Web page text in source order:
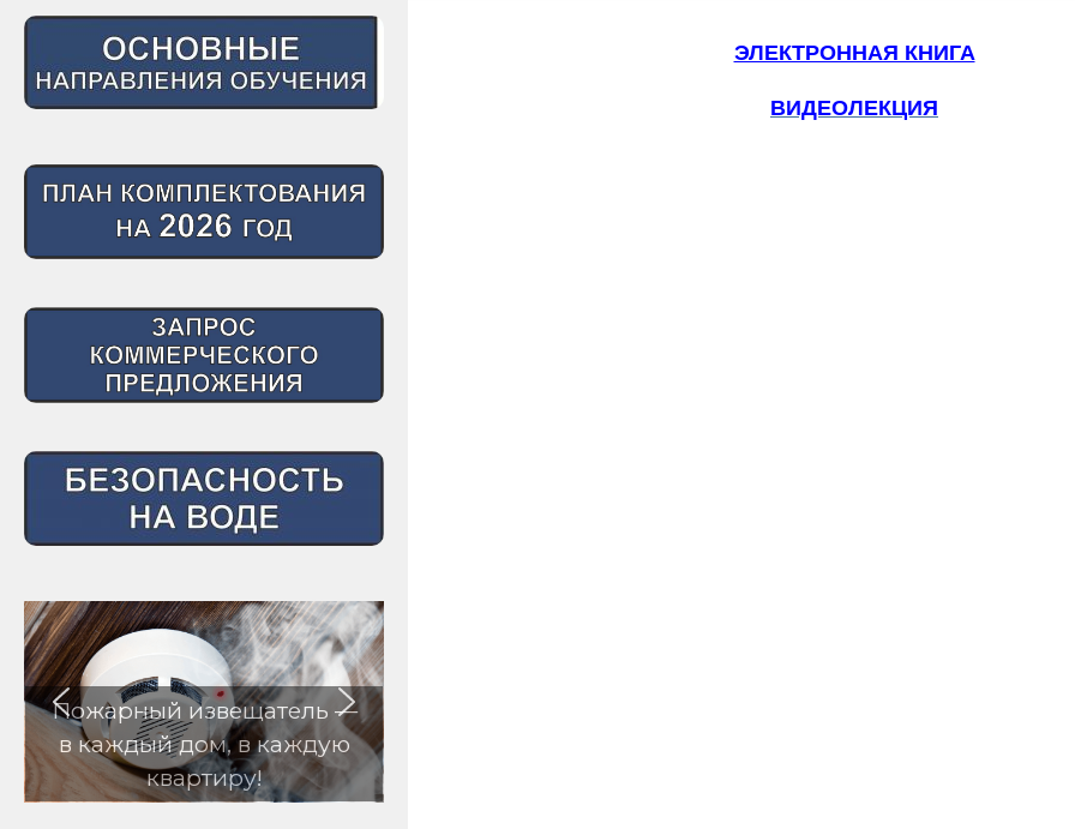
ЭЛЕКТРОННАЯ КНИГА
ВИДЕОЛЕКЦИЯ
Пожарный извещатель —
в каждый дом, в каждую
квартиру!